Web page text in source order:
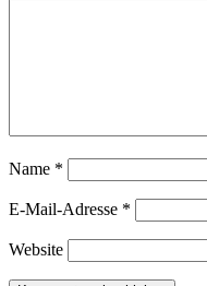
Name *
E-Mail-Adresse *
Website